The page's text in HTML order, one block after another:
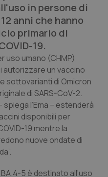
in persone di
anni che hanno
primario di
19.
uso umano (CHMP)
autorizzare un vaccino
sottovarianti di Omicron
di SARS-CoV-2.
l’Ema – estenderà
disponibili per
19 mentre la
nuove ondate di
5 è destinato all’uso